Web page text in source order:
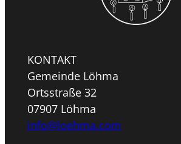
KONTAKT
Gemeinde Löhma
Ortsstraße 32
07907 Löhma
info@loehma.com